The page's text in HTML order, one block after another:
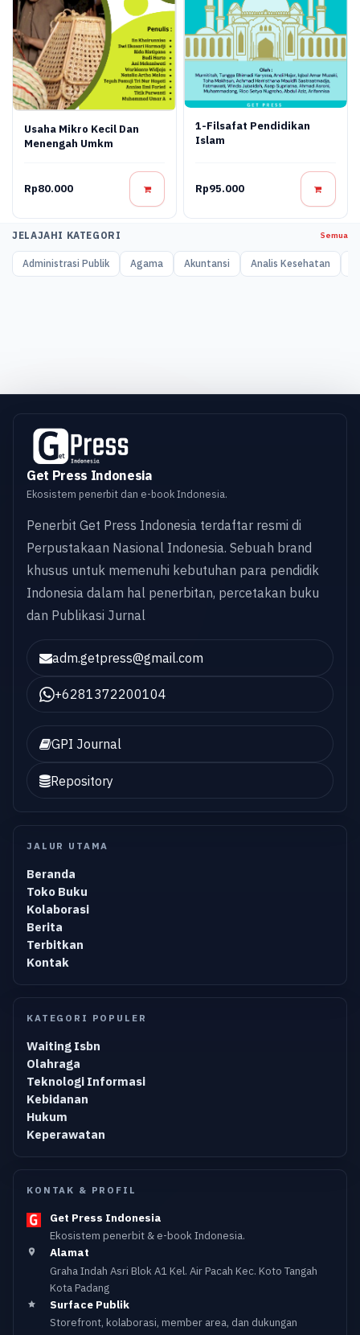
Usaha Mikro Kecil Dan
Menengah Umkm
Rp80.000
1-Filsafat Pendidikan
Islam
Rp95.000
JELAJAHI KATEGORI Semua
Administrasi Publik Agama Akuntansi Analis Kesehatan
Get Press Indonesia
Ekosistem penerbit dan e-book Indonesia.
Penerbit Get Press Indonesia terdaftar resmi di
Perpustakaan Nasional Indonesia. Sebuah brand
khusus untuk memenuhi kebutuhan para pendidik
Indonesia dalam hal penerbitan, percetakan buku
dan Publikasi Jurnal
adm.getpress@gmail.com
+6281372200104
GPI Journal
Repository
JALUR UTAMA
Beranda
Toko Buku
Kolaborasi
Berita
Terbitkan
Kontak
KATEGORI POPULER
Waiting Isbn
Olahraga
Teknologi Informasi
Kebidanan
Hukum
Keperawatan
KONTAK & PROFIL
Get Press Indonesia
Ekosistem penerbit & e-book Indonesia.
Alamat
Graha Indah Asri Blok A1 Kel. Air Pacah Kec. Koto Tangah
Kota Padang
Surface Publik
Storefront, kolaborasi, member area, dan dukungan